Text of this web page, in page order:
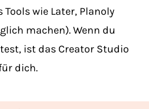
wie Later, Planoly
machen). Wenn du
ist das Creator Studio
dich.